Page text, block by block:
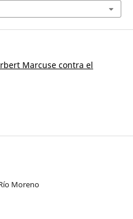
Marcuse contra el
Moreno